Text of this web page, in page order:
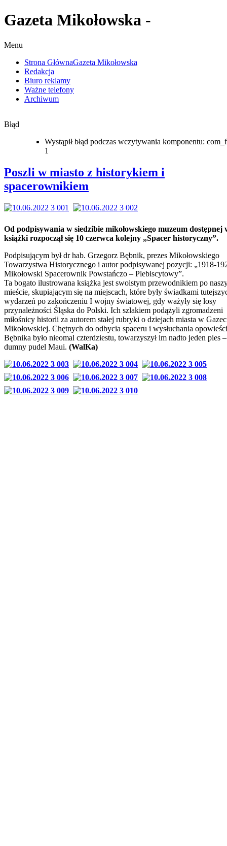
Gazeta Mikołowska -
Menu
Strona GłównaGazeta Mikołowska
Redakcja
Biuro reklamy
Ważne telefony
Archiwum
Błąd
Wystąpił błąd podczas wczytywania komponentu:
1
Poszli w miasto z historykiem i
spacerownikiem
Od podpisywania w siedzibie mikołowskiego muzeum dostępnej
książki rozpoczął się 10 czerwca kolejny „Spacer historyczny”.
Podpisującym był dr hab. Grzegorz Bębnik, prezes Mikołowskiego
Towarzystwa Historycznego i autor podpisywanej pozycji: „1918-
Mikołowski Spacerownik Powstańczo – Plebiscytowy”.
Ta bogato ilustrowana książka jest swoistym przewodnikiem po
mieście, skupiającym się na miejscach, które były świadkami
wydarzeń po zakończeniu I wojny światowej, gdy ważyły się losy
przynależności Śląska do Polski. Ich szlakiem podążyli zgromadzeni
miłośnicy historii za autorem stałej rubryki o dziejach miasta w
Mikołowskiej. Chętnych do odbycia spaceru i wysłuchania
Bębnika było nieomal czterdziestu, towarzyszył im nadto jeden pies –
dumny pudel Maui. (WalKa)